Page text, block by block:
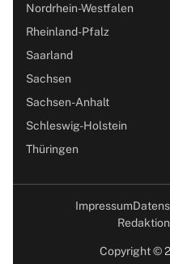
Nordrhein-Westfalen
Rheinland-Pfalz
Saarland
Sachsen
Sachsen-Anhalt
Schleswig-Holstein
Thüringen
Impressum
Copyright ©